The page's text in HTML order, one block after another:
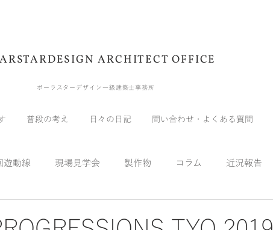
ARCHITECT OFFICE
普段の考え 日々の日記 問い合わせ・よくある質問
ポーラスターデザイン一級建築士事務所
遊動線 現場見学会 製作物 コラム 近況報告